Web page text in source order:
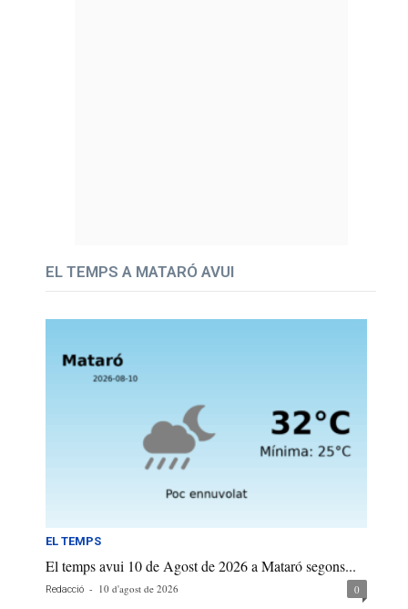
EL TEMPS A MATARÓ AVUI
EL TEMPS
El temps avui 10 de Agost de 2026 a Mataró segons...
Redacció - 10 d'agost de 2026 0